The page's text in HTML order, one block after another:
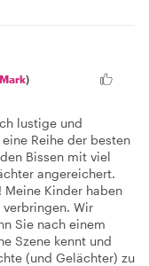
Mark)
lustige und
Reihe der besten
Bissen mit viel
angereichert.
Kinder haben
verbringen. Wir
Sie nach einem
Szene kennt und
(und Gelächter) zu